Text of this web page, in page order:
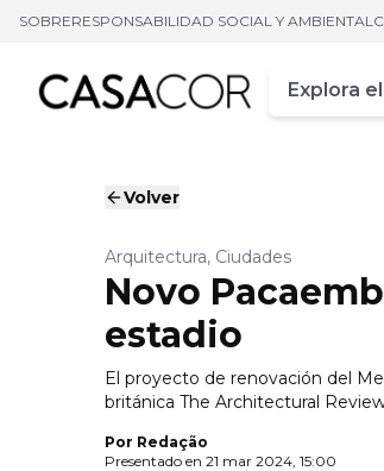
SOBRERESPONSABILIDAD SOCIAL Y AMBIENTAL
Campo
Ingrese al
Volver
Arquitectura, Ciudades
Novo
estadio
El proyecto de renovación del
británica The Architectural
Por Redação
Presentado en 21 mar 2024, 15:00